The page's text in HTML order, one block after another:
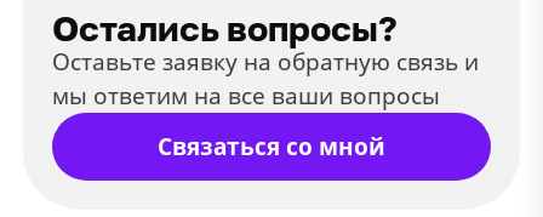
Остались вопросы?
Оставьте заявку на обратную связь и
мы ответим на все ваши вопросы
Связаться со мной